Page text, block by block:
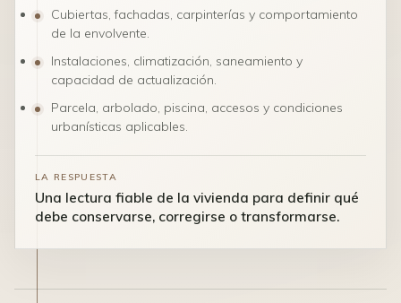
Cubiertas, fachadas, carpinterías y comportamiento
de la envolvente.
Instalaciones, climatización, saneamiento y
capacidad de actualización.
Parcela, arbolado, piscina, accesos y condiciones
urbanísticas aplicables.
LA RESPUESTA
Una lectura fiable de la vivienda para definir qué
debe conservarse, corregirse o transformarse.